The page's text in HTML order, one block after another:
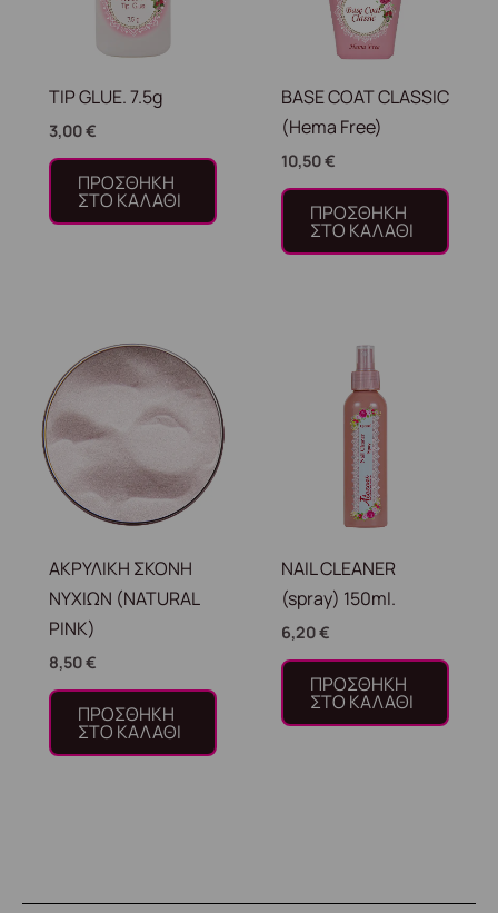
TIP GLUE. 7.5g
3,00€
ΠΡΟΣΘΉΚΗ
ΣΤΟ ΚΑΛΆΘΙ
BASE COAT CLASSIC
(Hema Free)
10,50€
ΠΡΟΣΘΉΚΗ
ΣΤΟ ΚΑΛΆΘΙ
ΑΚΡΥΛΙΚΗ ΣΚΟΝΗ
ΝΥΧΙΩΝ (NATURAL
PINK)
8,50€
ΠΡΟΣΘΉΚΗ
ΣΤΟ ΚΑΛΆΘΙ
NAIL CLEANER
(spray) 150ml.
6,20€
ΠΡΟΣΘΉΚΗ
ΣΤΟ ΚΑΛΆΘΙ